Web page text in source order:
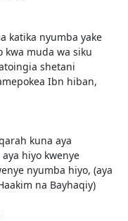
katika nyumba yake
muda wa siku
shetani
Ibn hiban,
kuna aya
hiyo kwenye
nyumba hiyo, (aya
na Bayhaqiy)